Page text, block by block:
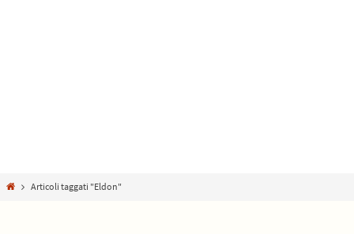
HomeArticoli taggati "Eldon"